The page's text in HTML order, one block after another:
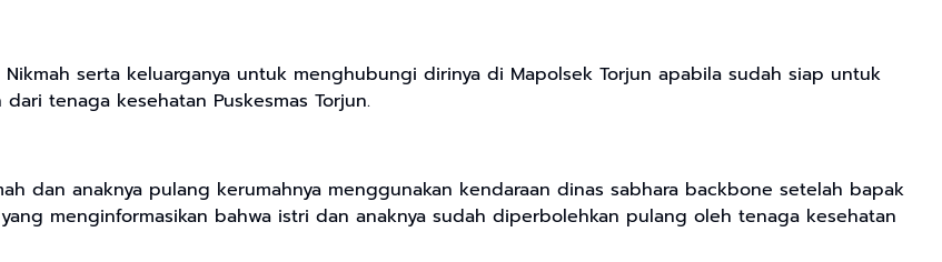
serta keluarganya untuk menghubungi dirinya di Mapolsek Torjun apabila sudah siap untuk
tenaga kesehatan Puskesmas Torjun.
dan anaknya pulang kerumahnya menggunakan kendaraan dinas sabhara backbone setelah bapak
menginformasikan bahwa istri dan anaknya sudah diperbolehkan pulang oleh tenaga kesehatan